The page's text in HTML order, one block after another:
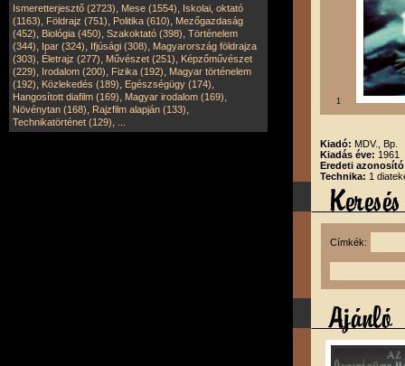
Ismeretterjesztő (2723), Mese (1554), Iskolai, oktató
(1163), Földrajz (751), Politika (610), Mezőgazdaság
(452), Biológia (450), Szakoktató (398), Történelem
(344), Ipar (324), Ifjúsági (308), Magyarország földrajza
(303), Életrajz (277), Művészet (251), Képzőművészet
(229), Irodalom (200), Fizika (192), Magyar történelem
(192), Közlekedés (189), Egészségügy (174),
Hangosított diafilm (169), Magyar irodalom (169),
Növénytan (168), Rajzfilm alapján (133),
Technikatörténet (129),
1
Kiadó: MDV., Bp.
Kiadás éve: 1961
Eredeti
Technika: 1
Címkék: